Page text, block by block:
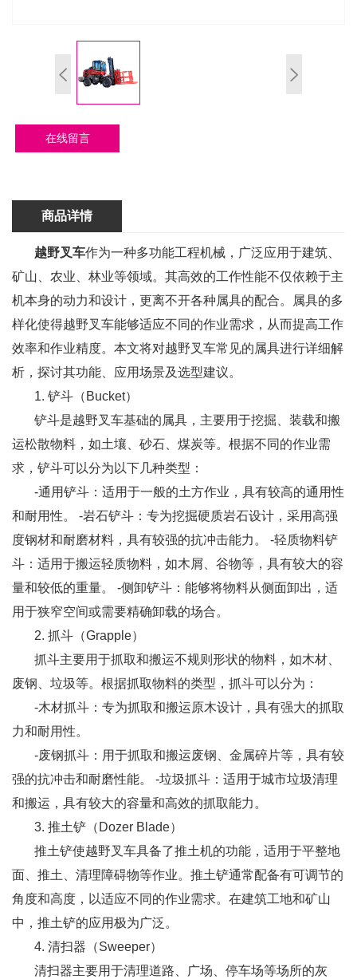
在线留言
商品详情
越野叉车作为一种多功能工程机械，广泛应用于建筑、
矿山、农业、林业等领域。其高效的工作性能不仅依赖于主
机本身的动力和设计，更离不开各种属具的配合。属具的多
样化使得越野叉车能够适应不同的作业需求，从而提高工作
效率和作业精度。本文将对越野叉车常见的属具进行详细解
析，探讨其功能、应用场景及选型建议。
1. 铲斗（Bucket）
铲斗是越野叉车基础的属具，主要用于挖掘、装载和搬
运松散物料，如土壤、砂石、煤炭等。根据不同的作业需
求，铲斗可以分为以下几种类型：
-通用铲斗：适用于一般的土方作业，具有较高的通用性
和耐用性。 -岩石铲斗：专为挖掘硬质岩石设计，采用高强
度钢材和耐磨材料，具有较强的抗冲击能力。 -轻质物料铲
斗：适用于搬运轻质物料，如木屑、谷物等，具有较大的容
量和较低的重量。 -侧卸铲斗：能够将物料从侧面卸出，适
用于狭窄空间或需要精确卸载的场合。
2. 抓斗（Grapple）
抓斗主要用于抓取和搬运不规则形状的物料，如木材、
废钢、垃圾等。根据抓取物料的类型，抓斗可以分为：
-木材抓斗：专为抓取和搬运原木设计，具有强大的抓取
力和耐用性。
-废钢抓斗：用于抓取和搬运废钢、金属碎片等，具有较
强的抗冲击和耐磨性能。 -垃圾抓斗：适用于城市垃圾清理
和搬运，具有较大的容量和高效的抓取能力。
3. 推土铲（Dozer Blade）
推土铲使越野叉车具备了推土机的功能，适用于平整地
面、推土、清理障碍物等作业。推土铲通常配备有可调节的
角度和高度，以适应不同的作业需求。在建筑工地和矿山
中，推土铲的应用极为广泛。
4. 清扫器（Sweeper）
清扫器主要用于清理道路、广场、停车场等场所的灰